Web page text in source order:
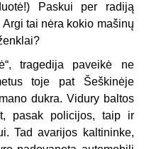
Paskui per radiją
tai nėra kokio mašinų
tragedija paveikė ne
toje pat Šeškinėje
dukra. Vidury baltos
pasak policijos, taip ir
Tad avarijos kaltininke,